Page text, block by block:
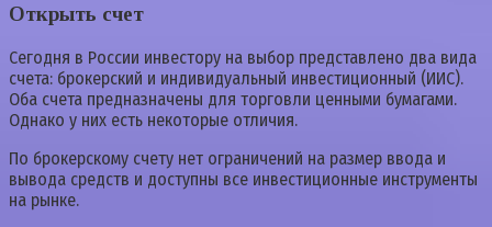
Открыть счет
Сегодня в России инвестору на выбор представлено два вида
счета: брокерский и индивидуальный инвестиционный (ИИС).
Оба счета предназначены для торговли ценными бумагами.
Однако у них есть некоторые отличия.
По брокерскому счету нет ограничений на размер ввода и
вывода средств и доступны все инвестиционные инструменты
на рынке.